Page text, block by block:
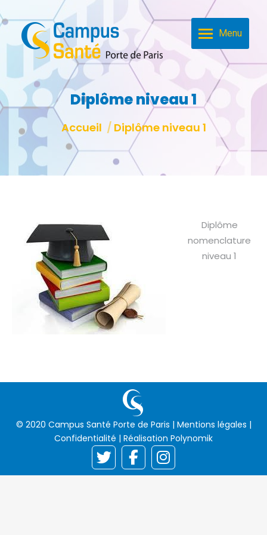
Menu
Diplôme niveau 1
Vous êtes ici :
Accueil Diplôme niveau 1
Diplôme
nomenclature
niveau 1
© 2020 Campus Santé Porte de Paris | Mentions légales |
Confidentialité | Réalisation Polynomik